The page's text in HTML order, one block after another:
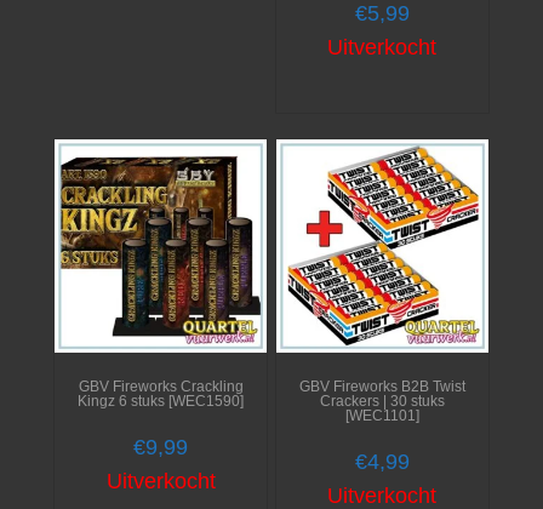
€5,99
Uitverkocht
GBV Fireworks B2B Twist
Crackers | 30 stuks
[WEC1101]
€4,99
Uitverkocht
GBV Fireworks Crackling
Kingz 6 stuks [WEC1590]
€9,99
Uitverkocht